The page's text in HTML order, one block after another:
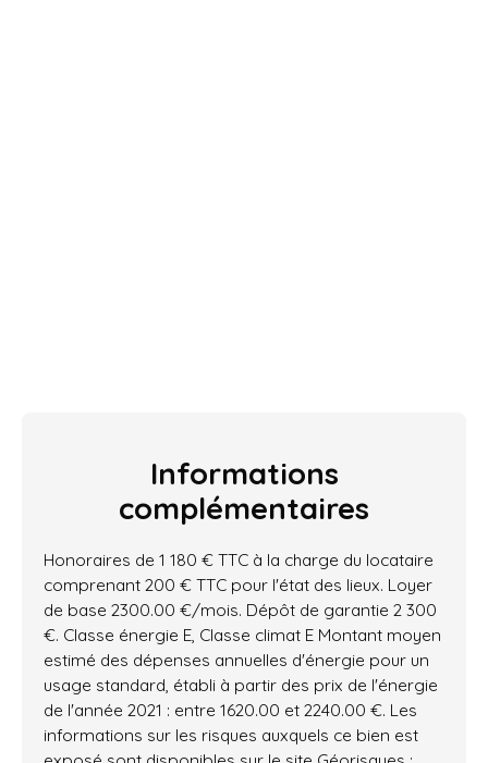
Informations
complémentaires
Honoraires de 1 180 € TTC à la charge du locataire
comprenant 200 € TTC pour l'état des lieux. Loyer
de base 2300.00 €/mois. Dépôt de garantie 2 300
€. Classe énergie E, Classe climat E Montant moyen
estimé des dépenses annuelles d'énergie pour un
usage standard, établi à partir des prix de l'énergie
de l'année 2021 : entre 1620.00 et 2240.00 €. Les
informations sur les risques auxquels ce bien est